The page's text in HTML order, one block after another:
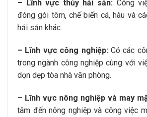
– Lĩnh vực thủy hải sản: Công
đóng gói tôm, chế biến cá, hàu và
hải sản khác.
– Lĩnh vực công nghiệp:Có các
trong ngành công nghiệp cùng với
dọn dẹp tòa nhà văn phòng.
– Lĩnh vực nông nghiệp và may
tâm đến nông nghiệp và công việc